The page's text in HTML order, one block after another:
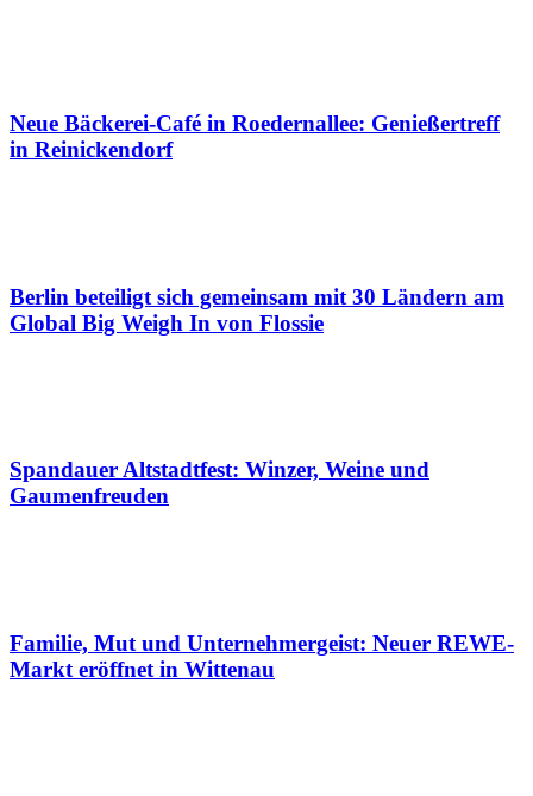
Neue Bäckerei-Café in Roedernallee: Genießertreff
in Reinickendorf
Berlin beteiligt sich gemeinsam mit 30 Ländern am
Global Big Weigh In von Flossie
Spandauer Altstadtfest: Winzer, Weine und
Gaumenfreuden
Familie, Mut und Unternehmergeist: Neuer REWE-
Markt eröffnet in Wittenau